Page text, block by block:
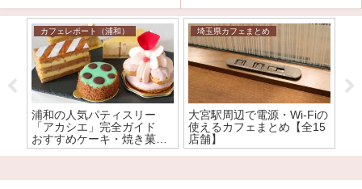
カフェレポート（浦和）
浦和の人気パティスリー
「アカシエ」完全ガイド
おすすめケーキ・焼き菓子
を全力で食レポ！
埼玉県カフェまとめ
大宮駅周辺で電源・Wi-Fiの
使えるカフェまとめ【全15
店舗】